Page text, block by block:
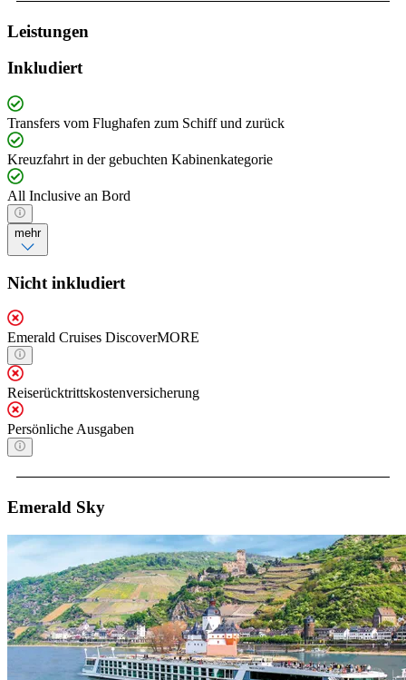
Leistungen
Inkludiert
Transfers vom Flughafen zum Schiff und zurück
Kreuzfahrt in der gebuchten Kabinenkategorie
All Inclusive an Bord
mehr
Nicht inkludiert
Emerald Cruises DiscoverMORE
Reiserücktrittskostenversicherung
Persönliche Ausgaben
Emerald Sky